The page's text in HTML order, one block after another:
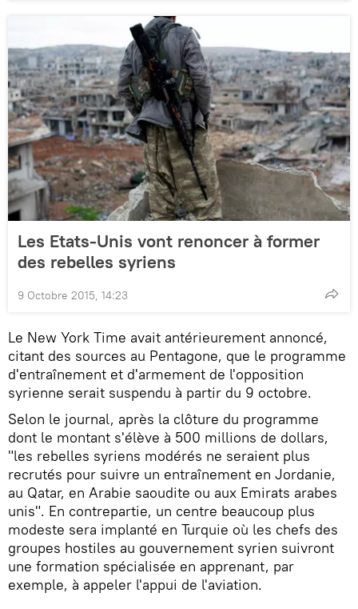
Les Etats-Unis vont renoncer à former
des rebelles syriens
9 Octobre 2015, 14:23
Le New York Time avait antérieurement annoncé,
citant des sources au Pentagone, que le programme
d'entraînement et d'armement de l'opposition
syrienne serait suspendu à partir du 9 octobre.
Selon le journal, après la clôture du programme
dont le montant s'élève à 500 millions de dollars,
"les rebelles syriens modérés ne seraient plus
recrutés pour suivre un entraînement en Jordanie,
au Qatar, en Arabie saoudite ou aux Emirats arabes
unis". En contrepartie, un centre beaucoup plus
modeste sera implanté en Turquie où les chefs des
groupes hostiles au gouvernement syrien suivront
une formation spécialisée en apprenant, par
exemple, à appeler l'appui de l'aviation.